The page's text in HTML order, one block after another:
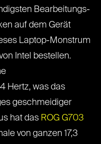
Bearbeitungs-
auf dem Gerät
Laptop-Monstrum
Intel bestellen.
Hertz, was das
geschmeidiger
hat das ROG G703
von ganzen 17,3